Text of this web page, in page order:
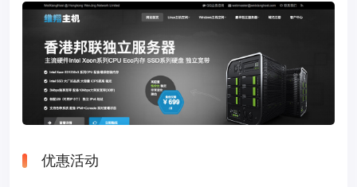
优惠活动